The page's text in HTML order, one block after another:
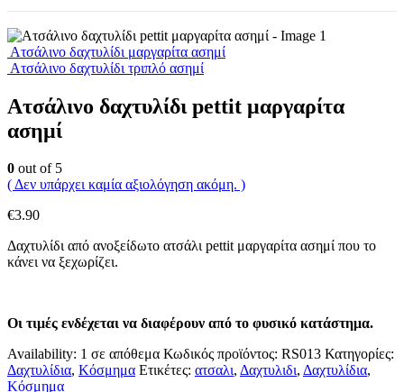
Ατσάλινο δαχτυλίδι μαργαρίτα ασημί
Ατσάλινο δαχτυλίδι τριπλό ασημί
Ατσάλινο δαχτυλίδι pettit μαργαρίτα
ασημί
0 out of 5
( Δεν υπάρχει καμία αξιολόγηση ακόμη. )
€3.90
Δαχτυλίδι από ανοξείδωτο ατσάλι pettit μαργαρίτα ασημί που το
κάνει να ξεχωρίζει.
Οι τιμές ενδέχεται να διαφέρουν από το φυσικό κατάστημα.
Availability: 1 σε απόθεμα Κωδικός προϊόντος: RS013 Κατηγορίες:
Δαχτυλίδια, Κόσμημα Ετικέτες: ατσαλι, Δαχτυλιδι, Δαχτυλίδια,
Κόσμημα